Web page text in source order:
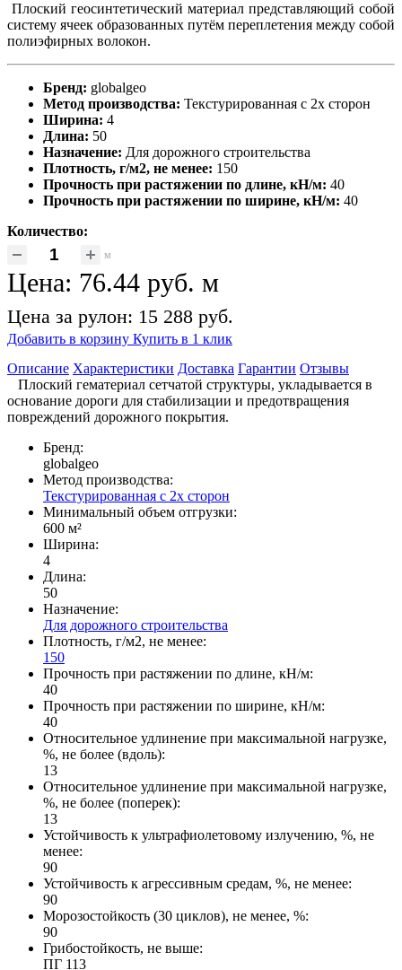
Плоский геосинтетический материал представляющий собой
систему ячеек образованных путём переплетения между собой
полиэфирных волокон.
Бренд: globalgeo
Метод производства: Текстурированная с 2х сторон
Ширина: 4
Длина: 50
Назначение: Для дорожного строительства
Плотность, г/м2, не менее: 150
Прочность при растяжении по длине, кН/м: 40
Прочность при растяжении по ширине, кН/м: 40
Количество:
м
Цена: 76.44 руб. м
Цена за рулон: 15 288 руб.
Добавить в корзину Купить в 1 клик
Описание Характеристики Доставка Гарантии Отзывы
Плоский гематериал сетчатой структуры, укладывается в
основание дороги для стабилизации и предотвращения
повреждений дорожного покрытия.
Бренд:
globalgeo
Метод производства:
Текстурированная с 2х сторон
Минимальный объем отгрузки:
600 м²
Ширина:
4
Длина:
50
Назначение:
Для дорожного строительства
Плотность, г/м2, не менее:
150
Прочность при растяжении по длине, кН/м:
40
Прочность при растяжении по ширине, кН/м:
40
Относительное удлинение при максимальной нагрузке,
%, не более (вдоль):
13
Относительное удлинение при максимальной нагрузке,
%, не более (поперек):
13
Устойчивость к ультрафиолетовому излучению, %, не
менее:
90
Устойчивость к агрессивным средам, %, не менее:
90
Морозостойкость (30 циклов), не менее, %:
90
Грибостойкость, не выше:
ПГ 113